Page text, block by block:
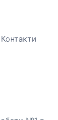
Контакти